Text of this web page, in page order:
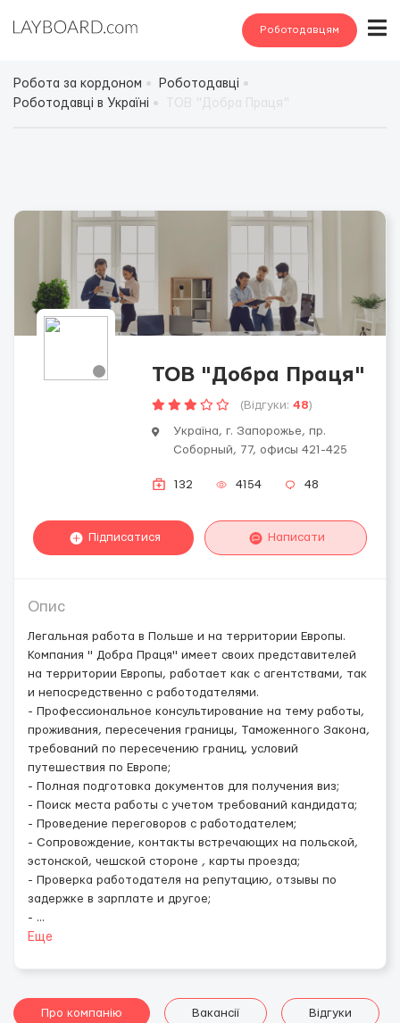
Роботодавцям
Робота за кордоном
Роботодавці
Роботодавці в Україні
ТОВ "Добра Праця"
(Відгуки: 48)
Україна, г. Запорожье, пр.
Соборный, 77, офисы 421-425
132 4154 48
Підписатися Написати
Опис
Легальная работа в Польше и на территории Европы.
Компания " Добра Праця" имеет своих представителей
на территории Европы, работает как с агентствами, так
и непосредственно с работодателями.
- Профессиональное консультирование на тему работы,
проживания, пересечения границы, Таможенного Закона,
требований по пересечению границ, условий
путешествия по Европе;
- Полная подготовка документов для получения виз;
- Поиск места работы с учетом требований кандидата;
- Проведение переговоров с работодателем;
- Сопровождение, контакты встречающих на польской,
эстонской, чешской стороне , карты проезда;
- Проверка работодателя на репутацию, отзывы по
задержке в зарплате и другое;
- ...
Еще
Про компанію Вакансії Відгуки